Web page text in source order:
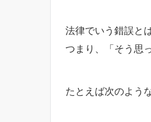
法律でいう錯誤とは
つまり、「そう思
たとえば次のよう